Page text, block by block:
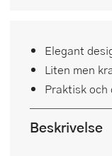
Elegant
Liten men
Praktisk
Beskrivelse